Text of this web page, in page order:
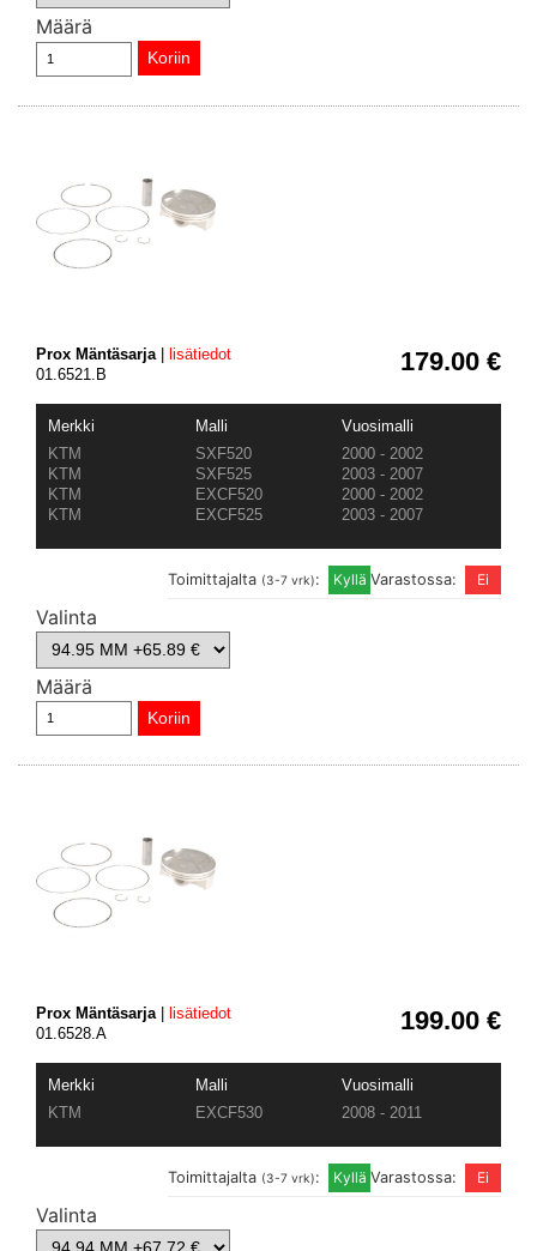
Määrä
179.00 €
Prox Mäntäsarja | lisätiedot
01.6521.B
Merkki Malli
Vuosimalli
KTM
SXF520
2000 - 2002
KTM
SXF525
2003 - 2007
KTM
EXCF520
2000 - 2002
KTM
EXCF525 2003 - 2007
Varastossa:
Toimittajalta (3-7 vrk):
Valinta
Määrä
199.00 €
Prox Mäntäsarja
lisätiedot
01.6528.A
Merkki Malli
Vuosimalli
KTM
EXCF530 2008 - 2011
Varastossa:
Toimittajalta (3-7 vrk):
Valinta